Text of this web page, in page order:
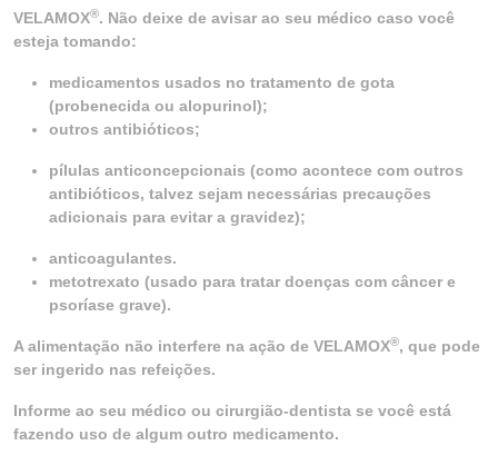
VELAMOX®. Não deixe de avisar ao seu médico caso você
esteja tomando:
medicamentos usados no tratamento de gota
(probenecida ou alopurinol);
outros antibióticos;
pílulas anticoncepcionais (como acontece com outros
antibióticos, talvez sejam necessárias precauções
adicionais para evitar a gravidez);
anticoagulantes.
metotrexato (usado para tratar doenças com câncer e
psoríase grave).
A alimentação não interfere na ação de VELAMOX®, que pode
ser ingerido nas refeições.
Informe ao seu médico ou cirurgião-dentista se você está
fazendo uso de algum outro medicamento.